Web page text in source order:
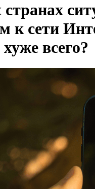
к сети
всего?